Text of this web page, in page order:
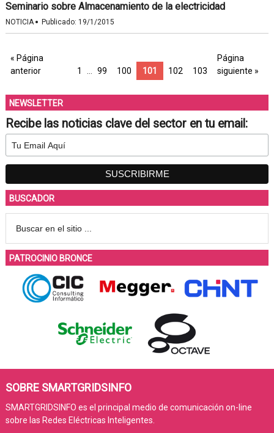
Seminario sobre Almacenamiento de la electricidad
NOTICIA· Publicado: 19/1/2015
« Página
anterior
1 99 100 101 102 103
Página
siguiente »
NEWSLETTER
Recibe las noticias clave del sector en tu email:
BUSCADOR
PATROCINIO BRONCE
SOBRE SMARTGRIDSINFO
SMARTGRIDSINFO es el principal medio de comunicación on-line
sobre las Redes Eléctricas Inteligentes.